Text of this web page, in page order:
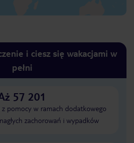
i ciesz się wakacjami w
pełni
57 201
z pomocy w ramach dodatkowego
zachorowań i wypadków